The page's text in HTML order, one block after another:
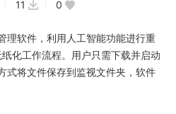
11 0
理软件，利用人工智能功能进行重
化工作流程。用户只需下载并启动
式将文件保存到监视文件夹，软件